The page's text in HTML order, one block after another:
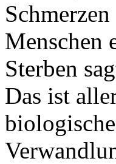
Menschen
Sterben
Das ist